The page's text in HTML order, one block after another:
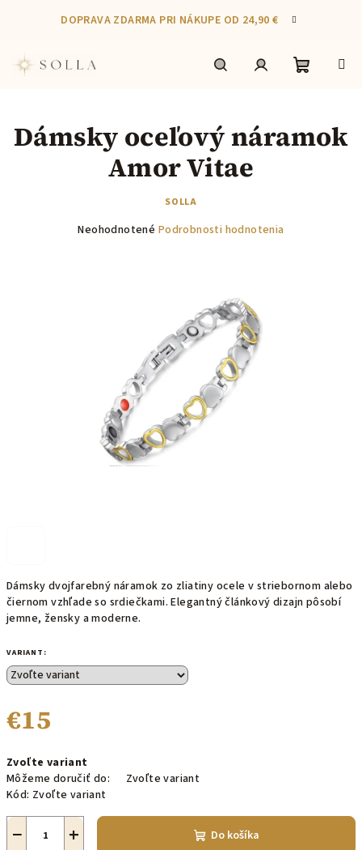
DOPRAVA ZDARMA PRI NÁKUPE OD 24,90 €
košík
Dámsky dvojfarebný náramok zo zliatiny ocele v striebornom alebo
čiernom vzhľade so srdiečkami. Elegantný článkový dizajn pôsobí
jemne, žensky a moderne.
VARIANT:
€15
cena:
Zvoľte variant
Môžeme doručiť do:
Zvoľte variant
Kód: Zvoľte variant
+
− Do košíka
Dámsky oceľový náramok
Amor Vitae
SOLLA
Priemerné
Neohodnotené Podrobnosti hodnotenia